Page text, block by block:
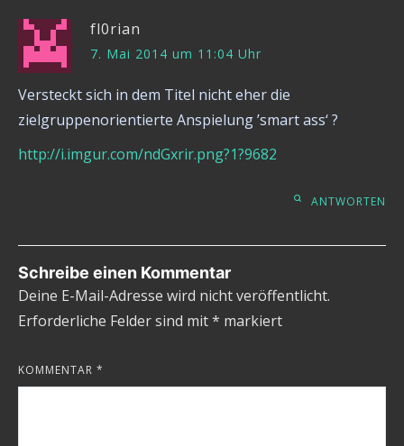
fl0rian
7. Mai 2014 um 11:04 Uhr
Versteckt sich in dem Titel nicht eher die
zielgruppenorientierte Anspielung ’smart ass‘ ?
http://i.imgur.com/ndGxrir.png?1?9682
ANTWORTEN
Schreibe einen Kommentar
Deine E-Mail-Adresse wird nicht veröffentlicht.
Erforderliche Felder sind mit* markiert
KOMMENTAR *